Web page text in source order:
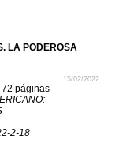
LA PODEROSA
15/02/2022
páginas
2-18